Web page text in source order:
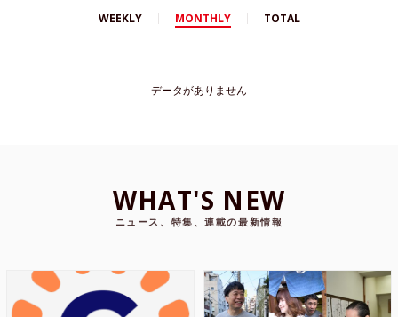
WEEKLY MONTHLY TOTAL
データがありません
WHAT'S NEW
ニュース、特集、連載の最新情報